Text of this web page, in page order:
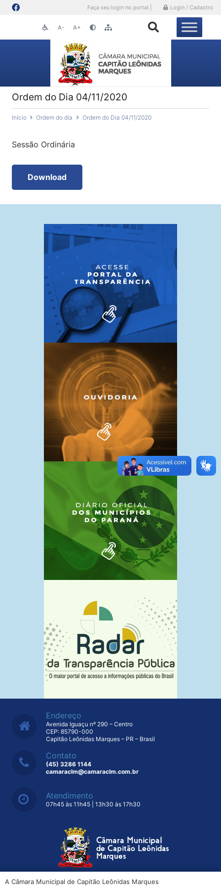
Faça seu login no portal | Login / Cadastro
A- A+
Ordem do Dia 04/11/2020
Início Ordem do dia Ordem do Dia 04/11/2020
Sessão Ordinária
Download
Endereço
Avenida Iguaçu nº 290 – Centro
CEP: 85790-000
Capitão Leônidas Marques – PR – Brasil
Contato
(45) 3286 1144
camaraclm@camaraclm.com.br
Atendimento
07h45 às 11h45 | 13h30 às 17h30
A Câmara Municipal de Capitão Leônidas Marques